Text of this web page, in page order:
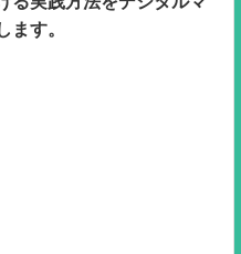
ます。